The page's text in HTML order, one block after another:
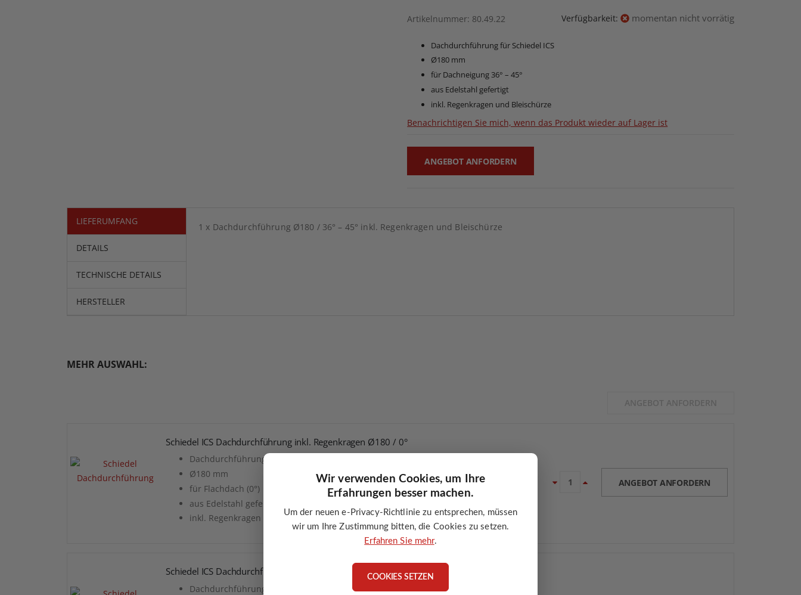
Wir verwenden Cookies, um Ihre
Erfahrungen besser machen.
Um der neuen e-Privacy-Richtlinie zu entsprechen, müssen
wir um Ihre Zustimmung bitten, die Cookies zu setzen.
Erfahren Sie mehr.
COOKIES SETZEN
Artikelnummer 80.49.22 Verfügbarkeit: momentan nicht vorrätig
Dachdurchführung für Schiedel ICS
Ø180 mm
für Dachneigung 36° – 45°
aus Edelstahl gefertigt
inkl. Regenkragen und Bleischürze
Benachrichtigen Sie mich, wenn das Produkt wieder auf Lager ist
ANGEBOT ANFORDERN
LIEFERUMFANG
DETAILS
TECHNISCHE DETAILS
HERSTELLER
1 x Dachdurchführung Ø180 / 36° – 45° inkl. Regenkragen und Bleischürze
MEHR AUSWAHL:
ANGEBOT ANFORDERN
Schiedel ICS Dachdurchführung inkl. Regenkragen Ø180 / 0°
Dachdurchführung für Schiedel ICS
Ø180 mm
für Flachdach (0°)
aus Edelstahl gefertigt
inkl. Regenkragen
ANGEBOT ANFORDERN
Schiedel ICS Dachdurchführung inkl. Regenkragen Ø180 / 3° – 15°
Dachdurchführung für Schiedel ICS